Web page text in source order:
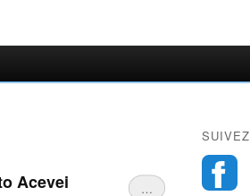
…
Acevei